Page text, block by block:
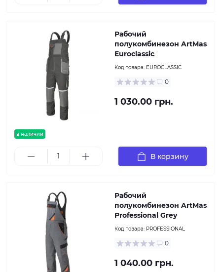
в наличии
Рабочий
полукомбинезон ArtMas
Euroclassic
Код товара: EUROCLASSIC
0
1 030.00 грн.
В корзину
Рабочий
полукомбинезон ArtMas
Professional Grey
Код товара: PROFESSIONAL
0
1 040.00 грн.